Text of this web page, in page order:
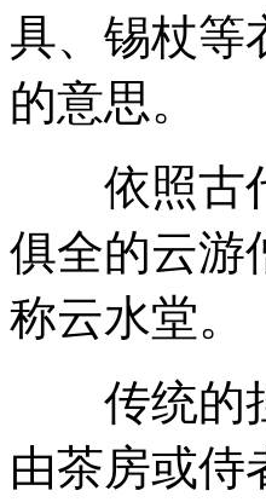
具、锡杖等
的意思。
依照古代
俱全的云游
称云水堂。
传统的挂
由茶房或侍